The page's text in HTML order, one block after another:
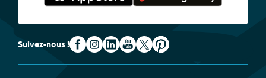
Suivez-nous !